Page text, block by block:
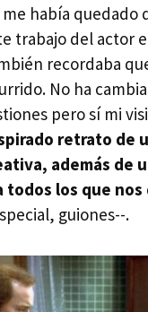
había quedado
trabajo del actor
recordaba
No ha
pero sí mi
retrato de
además de
todos los que nos
guiones--.